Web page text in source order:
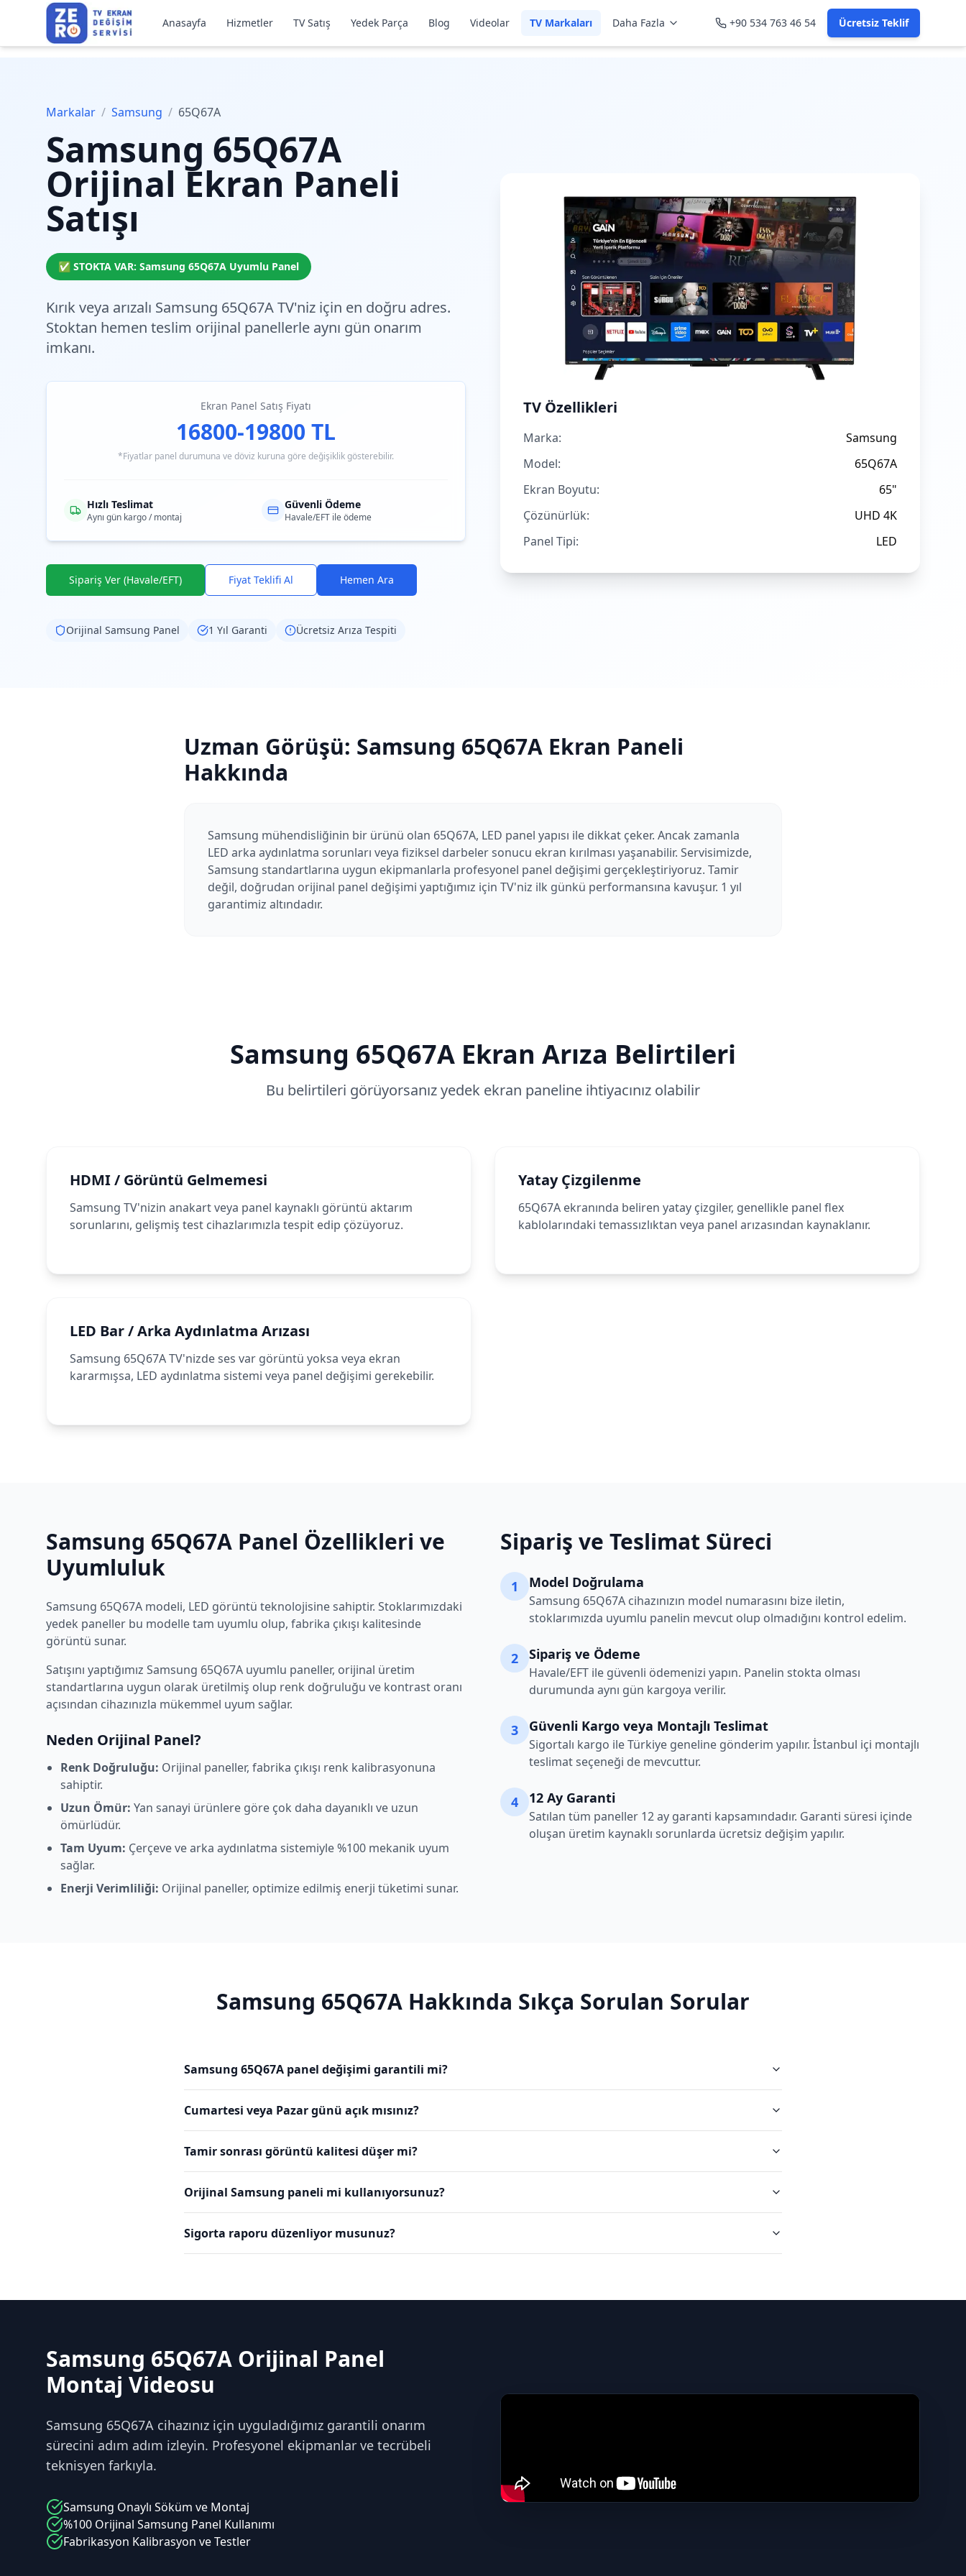
Anasayfa Hizmetler TV Satış Yedek Parça Blog Videolar TV Markaları Daha Fazla +90 534 763 46 54 Ücretsiz Teklif
Markalar / Samsung / 65Q67A
Samsung 65Q67A
Orijinal Ekran Paneli
Satışı
✅ STOKTA VAR: Samsung 65Q67A Uyumlu Panel
Kırık veya arızalı Samsung 65Q67A TV'niz için en doğru adres.
Stoktan hemen teslim orijinal panellerle aynı gün onarım
imkanı.
Ekran Panel Satış Fiyatı
16800-19800 TL
*Fiyatlar panel durumuna ve döviz kuruna göre değişiklik gösterebilir.
Hızlı Teslimat
Aynı gün kargo / montaj
Güvenli Ödeme
Havale/EFT ile ödeme
Sipariş Ver (Havale/EFT) Fiyat Teklifi Al Hemen Ara
Orijinal Samsung Panel 1 Yıl Garanti Ücretsiz Arıza Tespiti
TV Özellikleri
Marka:
Samsung
Model:
65Q67A
Ekran Boyutu:
65"
Çözünürlük:
UHD 4K
Panel Tipi:
LED
Uzman Görüşü: Samsung 65Q67A Ekran Paneli
Hakkında
Samsung mühendisliğinin bir ürünü olan 65Q67A, LED panel yapısı ile dikkat çeker. Ancak zamanla
LED arka aydınlatma sorunları veya fiziksel darbeler sonucu ekran kırılması yaşanabilir. Servisimizde,
Samsung standartlarına uygun ekipmanlarla profesyonel panel değişimi gerçekleştiriyoruz. Tamir
değil, doğrudan orijinal panel değişimi yaptığımız için TV'niz ilk günkü performansına kavuşur. 1 yıl
garantimiz altındadır.
Samsung 65Q67A Ekran Arıza Belirtileri
Bu belirtileri görüyorsanız yedek ekran paneline ihtiyacınız olabilir
HDMI / Görüntü Gelmemesi
Samsung TV'nizin anakart veya panel kaynaklı görüntü aktarım
sorunlarını, gelişmiş test cihazlarımızla tespit edip çözüyoruz.
Yatay Çizgilenme
65Q67A ekranında beliren yatay çizgiler, genellikle panel flex
kablolarındaki temassızlıktan veya panel arızasından kaynaklanır.
LED Bar / Arka Aydınlatma Arızası
Samsung 65Q67A TV'nizde ses var görüntü yoksa veya ekran
kararmışsa, LED aydınlatma sistemi veya panel değişimi gerekebilir.
Samsung 65Q67A Panel Özellikleri ve
Uyumluluk
Samsung 65Q67A modeli, LED görüntü teknolojisine sahiptir. Stoklarımızdaki
yedek paneller bu modelle tam uyumlu olup, fabrika çıkışı kalitesinde
görüntü sunar.
Satışını yaptığımız Samsung 65Q67A uyumlu paneller, orijinal üretim
standartlarına uygun olarak üretilmiş olup renk doğruluğu ve kontrast oranı
açısından cihazınızla mükemmel uyum sağlar.
Neden Orijinal Panel?
Renk Doğruluğu: Orijinal paneller, fabrika çıkışı renk kalibrasyonuna
sahiptir.
Uzun Ömür: Yan sanayi ürünlere göre çok daha dayanıklı ve uzun
ömürlüdür.
Tam Uyum: Çerçeve ve arka aydınlatma sistemiyle %100 mekanik uyum
sağlar.
Enerji Verimliliği: Orijinal paneller, optimize edilmiş enerji tüketimi sunar.
Sipariş ve Teslimat Süreci
1 Model Doğrulama
Samsung 65Q67A cihazınızın model numarasını bize iletin,
stoklarımızda uyumlu panelin mevcut olup olmadığını kontrol edelim.
2 Sipariş ve Ödeme
Havale/EFT ile güvenli ödemenizi yapın. Panelin stokta olması
durumunda aynı gün kargoya verilir.
3 Güvenli Kargo veya Montajlı Teslimat
Sigortalı kargo ile Türkiye geneline gönderim yapılır. İstanbul içi montajlı
teslimat seçeneği de mevcuttur.
4 12 Ay Garanti
Satılan tüm paneller 12 ay garanti kapsamındadır. Garanti süresi içinde
oluşan üretim kaynaklı sorunlarda ücretsiz değişim yapılır.
Samsung 65Q67A Hakkında Sıkça Sorulan Sorular
Samsung 65Q67A panel değişimi garantili mi?
Cumartesi veya Pazar günü açık mısınız?
Tamir sonrası görüntü kalitesi düşer mi?
Orijinal Samsung paneli mi kullanıyorsunuz?
Sigorta raporu düzenliyor musunuz?
Samsung 65Q67A Orijinal Panel
Montaj Videosu
Samsung 65Q67A cihazınız için uyguladığımız garantili onarım
sürecini adım adım izleyin. Profesyonel ekipmanlar ve tecrübeli
teknisyen farkıyla.
Samsung Onaylı Söküm ve Montaj
%100 Orijinal Samsung Panel Kullanımı
Fabrikasyon Kalibrasyon ve Testler